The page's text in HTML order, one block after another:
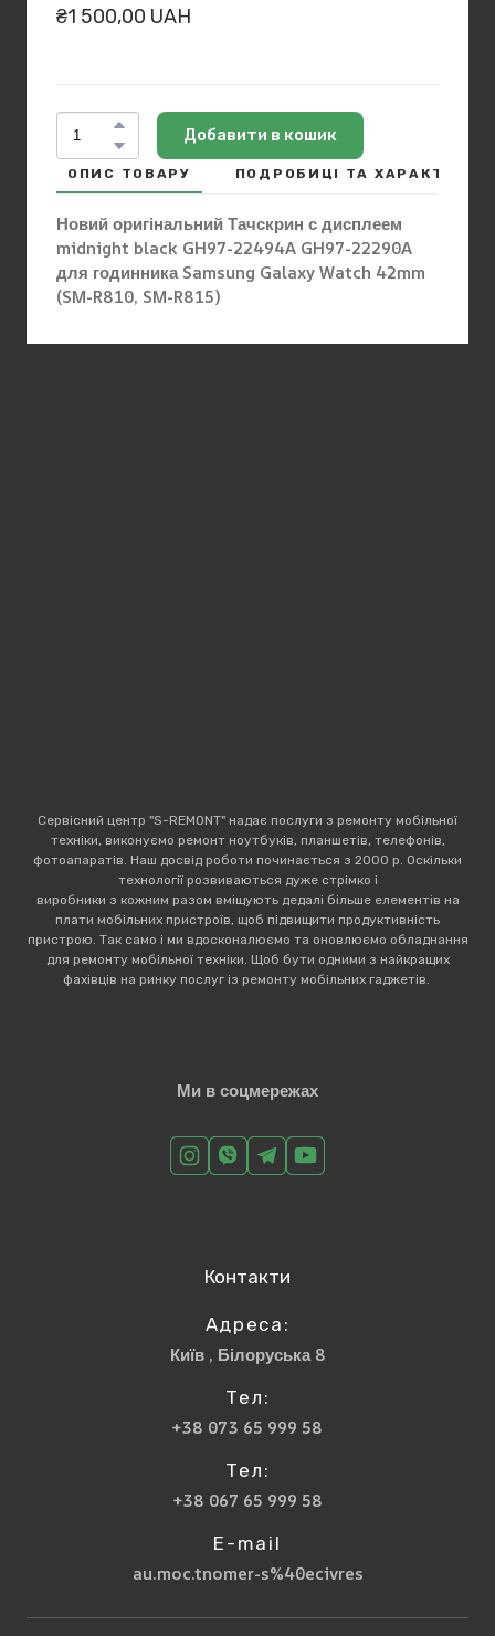
₴1 500,00 UAH
Добавити в кошик
ОПИС ТОВАРУ ПОДРОБИЦІ ТА
Новий оригінальний Тачскрин с дисплеем
midnight black GH97-22494A GH97-22290A
для годинника Samsung Galaxy Watch 42mm
(SM-R810, SM-R815)
Сервісний центр "S-REMONT" надає послуги з ремонту мобільної
техніки, виконуємо ремонт ноутбуків, планшетів, телефонів,
фотоапаратів. Наш досвід роботи починається з 2000 р. Оскільки
технології розвиваються дуже стрімко і
виробники з кожним разом вміщують дедалі більше елементів на
плати мобільних пристроїв, щоб підвищити продуктивність
пристрою. Так само і ми вдосконалюємо та оновлюємо обладнання
для ремонту мобільної техніки. Щоб бути одними з найкращих
фахівців на ринку послуг із ремонту мобільних гаджетів.
Ми в соцмережах
Контакти
Адреса:
Київ , Білоруська 8
Тел:
+38 073 65 999 58
Тел:
+38 067 65 999 58
E-mail
au.moc.tnomer-s%40ecivres